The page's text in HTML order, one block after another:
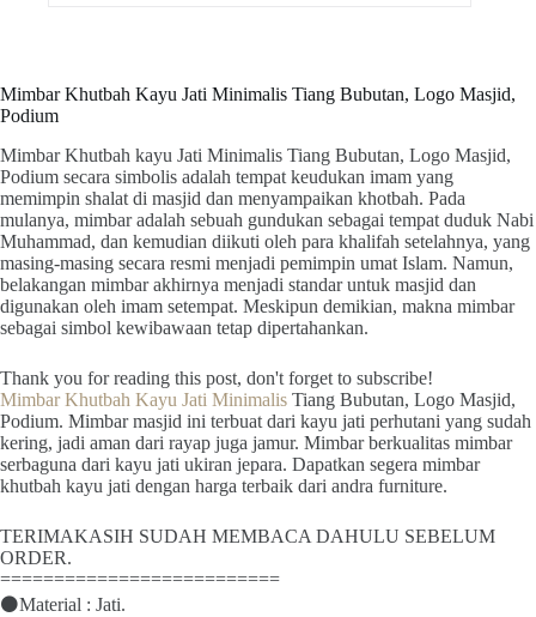
Mimbar Khutbah Kayu Jati Minimalis Tiang Bubutan, Logo Masjid,
Podium
Mimbar Khutbah kayu Jati Minimalis Tiang Bubutan, Logo Masjid,
Podium secara simbolis adalah tempat keudukan imam yang
memimpin shalat di masjid dan menyampaikan khotbah. Pada
mulanya, mimbar adalah sebuah gundukan sebagai tempat duduk Nabi
Muhammad, dan kemudian diikuti oleh para khalifah setelahnya, yang
masing-masing secara resmi menjadi pemimpin umat Islam. Namun,
belakangan mimbar akhirnya menjadi standar untuk masjid dan
digunakan oleh imam setempat. Meskipun demikian, makna mimbar
sebagai simbol kewibawaan tetap dipertahankan.
Thank you for reading this post, don't forget to subscribe!
Mimbar Khutbah Kayu Jati Minimalis Tiang Bubutan, Logo Masjid,
Podium. Mimbar masjid ini terbuat dari kayu jati perhutani yang sudah
kering, jadi aman dari rayap juga jamur. Mimbar berkualitas mimbar
serbaguna dari kayu jati ukiran jepara. Dapatkan segera mimbar
khutbah kayu jati dengan harga terbaik dari andra furniture.
TERIMAKASIH SUDAH MEMBACA DAHULU SEBELUM
ORDER.
==========================
⚫Material : Jati.